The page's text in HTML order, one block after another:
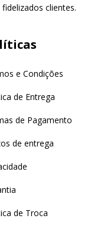
clientes.
e Condições
de Entrega
de Pagamento
de entrega
de Troca